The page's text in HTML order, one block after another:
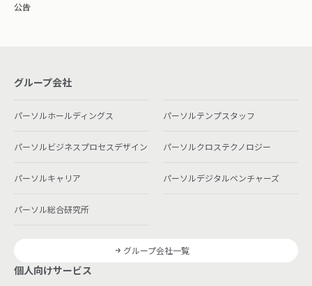
公告
グループ会社
パーソルホールディングス パーソルテンプスタッフ
パーソルビジネスプロセスデザイン パーソルクロステクノロジー
パーソルキャリア パーソルデジタルベンチャーズ
パーソル総合研究所
グループ会社一覧
個人向けサービス